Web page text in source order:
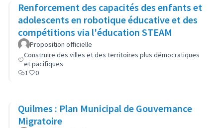
Renforcement des capacités des enfants et
adolescents en robotique éducative et des
compétitions via l'éducation STEAM
Proposition officielle
Construire des villes et des territoires plus démocratiques
et pacifiques
1
0
Quilmes : Plan Municipal de Gouvernance
Migratoire